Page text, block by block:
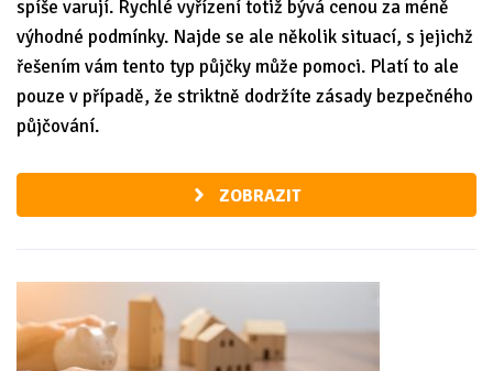
spíše varují. Rychlé vyřízení totiž bývá cenou za méně
výhodné podmínky. Najde se ale několik situací, s jejichž
řešením vám tento typ půjčky může pomoci. Platí to ale
pouze v případě, že striktně dodržíte zásady bezpečného
půjčování.
ZOBRAZIT